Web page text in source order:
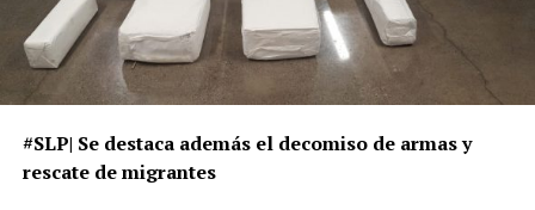
#SLP| Se destaca además el decomiso de armas y
rescate de migrantes